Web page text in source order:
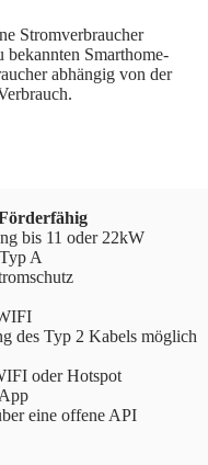
Stromverbraucher
Smarthome-
abhängig von der
bis 11 oder 22kW
A
des Typ 2 Kabels möglich
oder Hotspot
eine offene API